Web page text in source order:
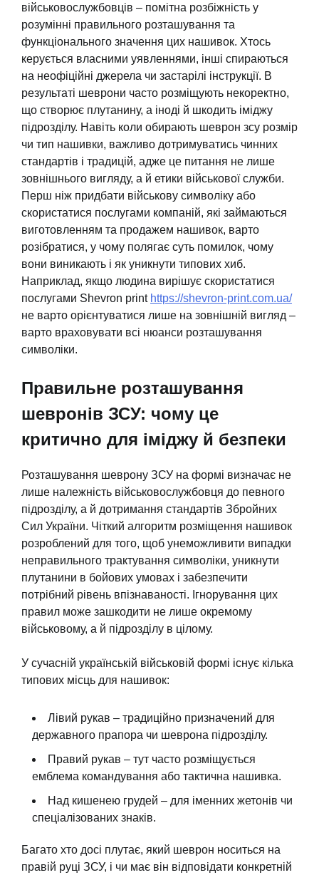
військовослужбовців – помітна розбіжність у
розумінні правильного розташування та
функціонального значення цих нашивок. Хтось
керується власними уявленнями, інші спираються
на неофіційні джерела чи застарілі інструкції. В
результаті шеврони часто розміщують некоректно,
що створює плутанину, а іноді й шкодить іміджу
підрозділу. Навіть коли обирають шеврон зсу розмір
чи тип нашивки, важливо дотримуватись чинних
стандартів і традицій, адже це питання не лише
зовнішнього вигляду, а й етики військової служби.
Перш ніж придбати військову символіку або
скористатися послугами компаній, які займаються
виготовленням та продажем нашивок, варто
розібратися, у чому полягає суть помилок, чому
вони виникають і як уникнути типових хиб.
Наприклад, якщо людина вирішує скористатися
послугами Shevron print https://shevron-print.com.ua/
не варто орієнтуватися лише на зовнішній вигляд –
варто враховувати всі нюанси розташування
символіки.
Правильне розташування
шевронів ЗСУ: чому це
критично для іміджу й безпеки
Розташування шеврону ЗСУ на формі визначає не
лише належність військовослужбовця до певного
підрозділу, а й дотримання стандартів Збройних
Сил України. Чіткий алгоритм розміщення нашивок
розроблений для того, щоб унеможливити випадки
неправильного трактування символіки, уникнути
плутанини в бойових умовах і забезпечити
потрібний рівень впізнаваності. Ігнорування цих
правил може зашкодити не лише окремому
військовому, а й підрозділу в цілому.
У сучасній українській військовій формі існує кілька
типових місць для нашивок:
Лівий рукав – традиційно призначений для
державного прапора чи шеврона підрозділу.
Правий рукав – тут часто розміщується
емблема командування або тактична нашивка.
Над кишенею грудей – для іменних жетонів чи
спеціалізованих знаків.
Багато хто досі плутає, який шеврон носиться на
правій руці ЗСУ, і чи має він відповідати конкретній